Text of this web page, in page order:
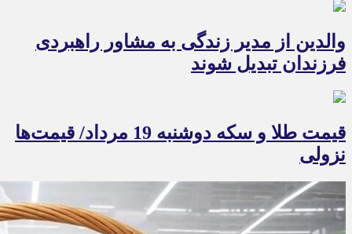
والدین از مدیر زندگی به مشاور راهبردی
فرزندان تبدیل شوند
قیمت طلا و سکه دوشنبه 19 مرداد/ قیمت‌ها
نزولی